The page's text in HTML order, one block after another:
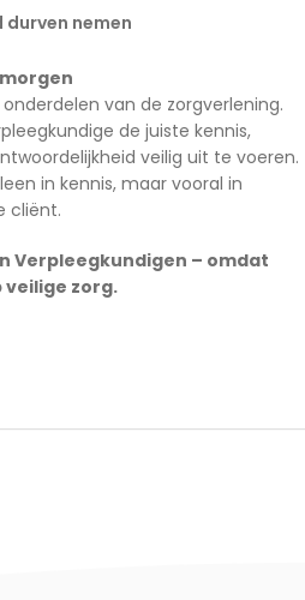
nemen
van de zorgverlening.
de juiste kennis,
veilig uit te voeren.
in kennis, maar vooral in
cliënt.
Verpleegkundigen – omdat
zorg.